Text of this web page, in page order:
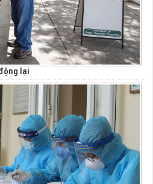
lại